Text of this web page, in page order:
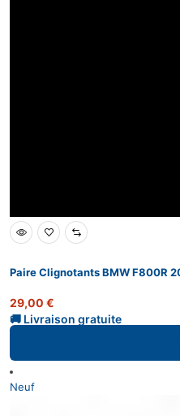
Paire Clignotants BMW F800R
29,00 €
Neuf